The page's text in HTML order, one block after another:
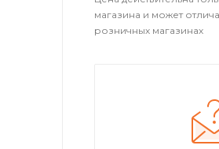
магазина и может
розничных магазинах